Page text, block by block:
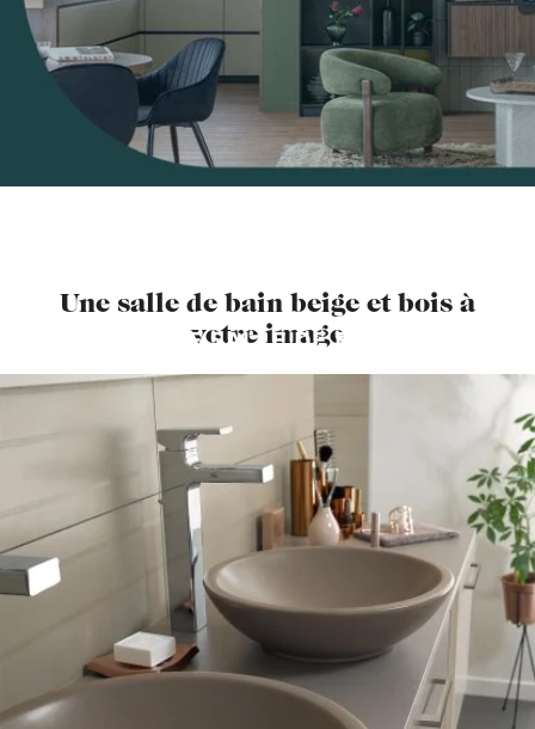
CETTE SALLE DE BAINS
PRENDRE RDV
Une salle de bain beige et bois à
votre image